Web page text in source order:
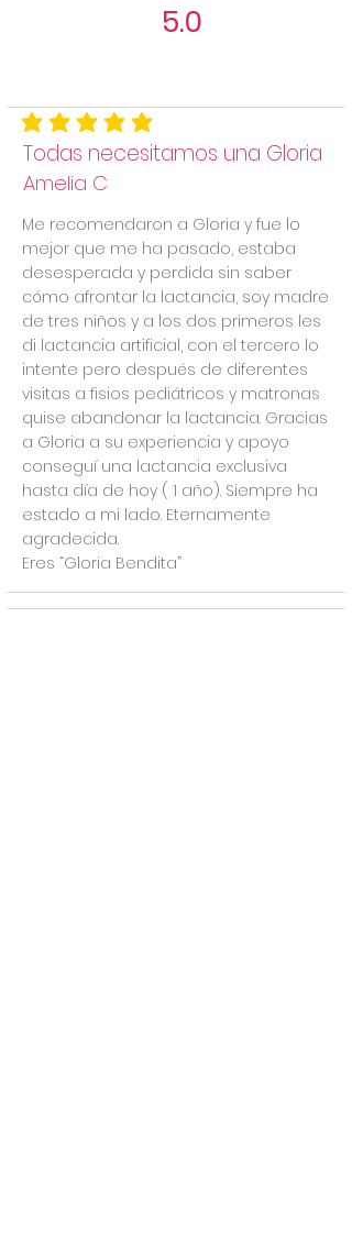
Todas necesitamos una Gloria
Me recomendaron a Gloria y fue lo
mejor que me ha pasado, estaba
desesperada y perdida sin saber
cómo afrontar la lactancia, soy madre
de tres niños y a los dos primeros les
di lactancia artificial, con el tercero lo
intente pero después de diferentes
visitas a fisios pediátricos y matronas
quise abandonar la lactancia. Gracias
a Gloria a su experiencia y apoyo
conseguí una lactancia exclusiva
hasta día de hoy ( 1 año). Siempre ha
estado a mi lado. Eternamente
agradecida.
Eres “Gloria Bendita”
la calificación promedio es 5 de 5
Amelia C
5.0